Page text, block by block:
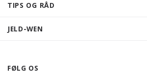
TIPS OG RÅD
JELD-WEN
FØLG OS